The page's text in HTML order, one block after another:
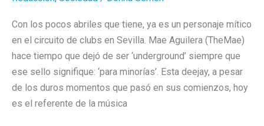
Con los pocos abriles que tiene, ya es un personaje mítico
en el circuito de clubs en Sevilla. Mae Aguilera (TheMae)
hace tiempo que dejó de ser ‘underground’ siempre que
ese sello signifique: ‘para minorías’. Esta deejay, a pesar
de los duros momentos que pasó en sus comienzos, hoy
es el referente de la música